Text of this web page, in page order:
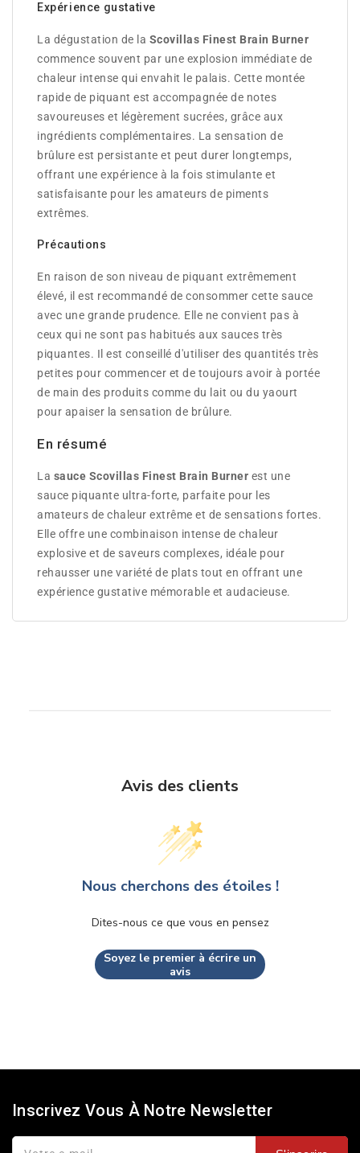
Expérience gustative
La dégustation de la Scovillas Finest Brain Burner
commence souvent par une explosion immédiate de
chaleur intense qui envahit le palais. Cette montée
rapide de piquant est accompagnée de notes
savoureuses et légèrement sucrées, grâce aux
ingrédients complémentaires. La sensation de
brûlure est persistante et peut durer longtemps,
offrant une expérience à la fois stimulante et
satisfaisante pour les amateurs de piments
extrêmes.
Précautions
En raison de son niveau de piquant extrêmement
élevé, il est recommandé de consommer cette sauce
avec une grande prudence. Elle ne convient pas à
ceux qui ne sont pas habitués aux sauces très
piquantes. Il est conseillé d'utiliser des quantités très
petites pour commencer et de toujours avoir à portée
de main des produits comme du lait ou du yaourt
pour apaiser la sensation de brûlure.
En résumé
La sauce Scovillas Finest Brain Burner est une
sauce piquante ultra-forte, parfaite pour les
amateurs de chaleur extrême et de sensations fortes.
Elle offre une combinaison intense de chaleur
explosive et de saveurs complexes, idéale pour
rehausser une variété de plats tout en offrant une
expérience gustative mémorable et audacieuse.
Avis des clients
Nous cherchons des étoiles !
Dites-nous ce que vous en pensez
Soyez le premier à écrire un
avis
Inscrivez Vous À Notre Newsletter